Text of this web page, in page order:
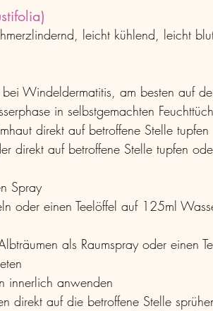
leicht kühlend, leicht
Windeldermatitis, am besten auf
in selbstgemachten
direkt auf betroffene Stelle tupfen
direkt auf betroffene Stelle tupfen
Spray
oder einen Teelöffel auf 125ml
als Raumspray oder einen
innerlich anwenden
direkt auf die betroffene Stelle